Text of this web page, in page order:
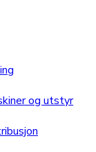
og utstyr